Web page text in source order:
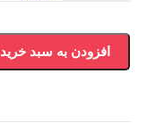
افزودن به سبد خرید